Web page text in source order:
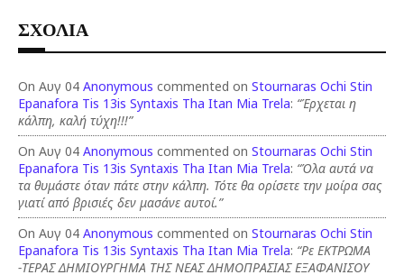
ΣΧΟΛΙΑ
On Αυγ 04 Anonymous commented on Stournaras Ochi Stin
Epanafora Tis 13is Syntaxis Tha Itan Mia Trela: “Έρχεται η
κάλπη, καλή τύχη!!!”
On Αυγ 04 Anonymous commented on Stournaras Ochi Stin
Epanafora Tis 13is Syntaxis Tha Itan Mia Trela: “Όλα αυτά να
τα θυμάστε όταν πάτε στην κάλπη. Τότε θα ορίσετε την μοίρα σας
γιατί από βρισιές δεν μασάνε αυτοί.”
On Αυγ 04 Anonymous commented on Stournaras Ochi Stin
Epanafora Tis 13is Syntaxis Tha Itan Mia Trela: “Ρε ΕΚΤΡΩΜΑ
-ΤΕΡΑΣ ΔΗΜΙΟΥΡΓΗΜΑ ΤΗΣ ΝΕΑΣ ΔΗΜΟΠΡΑΣΙΑΣ ΕΞΑΦΑΝΙΣΟΥ